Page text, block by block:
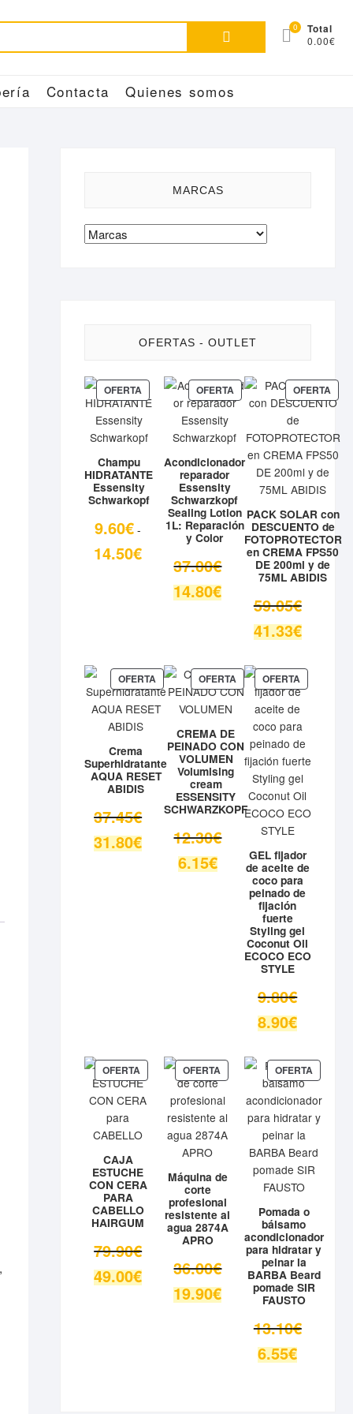
Buscar
0 Total
0.00€
Contacta Quienes somos
MARCAS
OFERTAS - OUTLET
OFERTAPRODUCTO
EN
OFERTA
Champu
HIDRATANTE
Essensity
Schwarkopf
9.60€ -
14.50€Rango
precios:
OFERTA PRODUCTO
EN
Acondicionador
reparador
Essensity
Schwarzkopf
Sealing Lotion
1L: Reparación
y Color
37.00€El
original
37.00€.
14.80€El
precio
OFERTA
EN
PACK SOLAR con
DESCUENTO de
FOTOPROTECTOR
en CREMA FPS50
DE 200ml y de
75ML ABIDIS
59.05€El
original
59.05€.
41.33€El
precio
OFERTAPRODUCTO
EN
OFERTA
Crema
Superhidratante
AQUA RESET
ABIDIS
37.45€El
original
31.80€El
precio
OFERTA PRODUCTO
EN
OFERTA
CREMA DE
PEINADO CON
VOLUMEN
Volumising
cream
ESSENSITY
SCHWARZKOPF
12.30€El
precio
original
12.30€.
6.15€El
precio
OFERTAPRODUCTO
EN
OFERTA
GEL fijador
de aceite de
coco para
peinado de
fijación
fuerte
Styling gel
Coconut Oil
ECOCO ECO
STYLE
9.80€El
original
9.80€.
8.90€El
precio
es:
8.90€.
OFERTA PRODUCTO
EN
OFERTA
CAJA
ESTUCHE
CON CERA
PARA
CABELLO
HAIRGUM
79.90€El
original
49.00€El
precio
OFERTAPRODUCTO
EN
OFERTA
Máquina de
corte
profesional
resistente al
agua 2874A
APRO
36.00€El
precio
original
36.00€.
19.90€El
precio
19.90€.
OFERTA
EN
OFERTA
Pomada o
bálsamo
acondicionador
para hidratar y
peinar la
BARBA Beard
pomade SIR
FAUSTO
13.10€El
6.55€El
precio